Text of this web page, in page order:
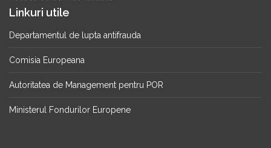
Linkuri utile
Departamentul de lupta antifrauda
Comisia Europeana
Autoritatea de Management pentru POR
Ministerul Fondurilor Europene